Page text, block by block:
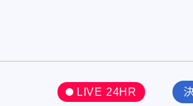
LIVE 24HR